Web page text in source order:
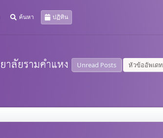
ค้นหา ปฏิทิน
Unread Posts หัวข้ออัพเดท